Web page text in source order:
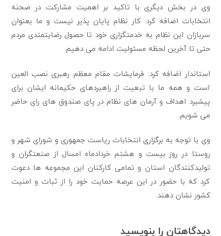
وی در بخش دیگری با تاکید بر اهمیت مشارکت در صحنه
انتخابات اضافه کرد: کار نظام پایان پذیر نیست و ما بعنوان
سربازان این نظام به خدمتگزاری خود تا حصول رضایتمندی مردم
حتی تا آخرین لحظه مسئولیت ادامه می دهیم.
استاندار اضافه کرد: فرمایشات مقام معظم رهبری نصب العین
است و همه ما با تبعیت از راهبردهای حکیمانه ایشان برای
پیشبرد اهداف و آرمان های نظام در پای صندوق های رای حاضر
می شویم.
وی با توجه به برگزاری انتخابات ریاست جمهوری و شورای شهر و
روستا در روز بیست و هشتم خردادماه امسال از صنعتگران و
تولیدکنندگان استان و تمامی کارکنان این مجموعه ها دعوت
کرد که با حضور در این عرصه حمایت خود را از ثبات و امنیت
کشور نشان دهند.
دیدگاهتان را بنویسید